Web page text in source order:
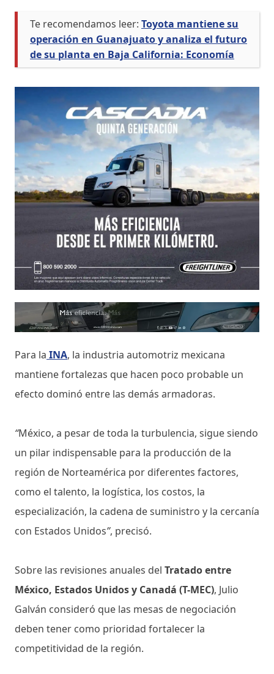
Te recomendamos leer: Toyota mantiene su
operación en Guanajuato y analiza el futuro
de su planta en Baja California: Economía
Para la INA, la industria automotriz mexicana
mantiene fortalezas que hacen poco probable un
efecto dominó entre las demás armadoras.
“México, a pesar de toda la turbulencia, sigue siendo
un pilar indispensable para la producción de la
región de Norteamérica por diferentes factores,
como el talento, la logística, los costos, la
especialización, la cadena de suministro y la cercanía
con Estados Unidos”, precisó.
Sobre las revisiones anuales del Tratado entre
México, Estados Unidos y Canadá (T-MEC), Julio
Galván consideró que las mesas de negociación
deben tener como prioridad fortalecer la
competitividad de la región.